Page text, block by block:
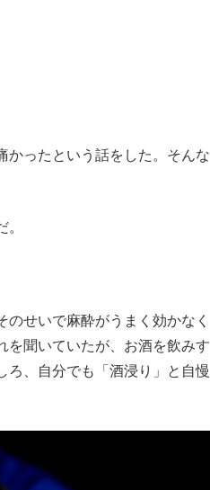
ったという話をした。そんな
せいで麻酔がうまく効かなく
を聞いていたが、お酒を飲みす
ろ、自分でも「酒浸り」と自慢